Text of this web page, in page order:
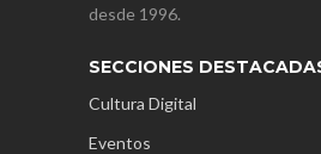
desde 1996.
SECCIONES
Cultura Digital
Eventos